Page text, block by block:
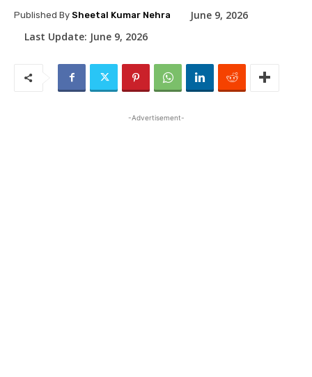
Published By Sheetal Kumar Nehra
June 9, 2026
Last Update: June 9, 2026
-Advertisement-